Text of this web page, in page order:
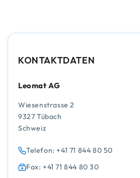
KONTAKTDATEN
Leomat AG
Wiesenstrasse 2
9327 Tübach
Schweiz
Telefon: +41 71 844 80 50
Fax: +41 71 844 80 30